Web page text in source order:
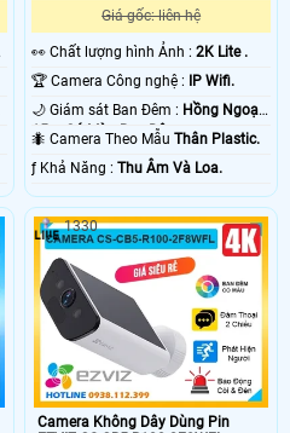
Giá gốc: liên hệ
️👀 Chất lượng hình Ảnh :2K Lite .
🏆 Camera Công nghệ : IP Wifi.
🌙 Giám sát Ban Đêm : Hồng Ngoại
15m Có Màu Ban Ðêm.
🐜 Camera Theo MẫuThân Plastic.
️ƒ Khả Năng :Thu Âm Và Loa.
Camera Không Dây Dùng Pin
1330